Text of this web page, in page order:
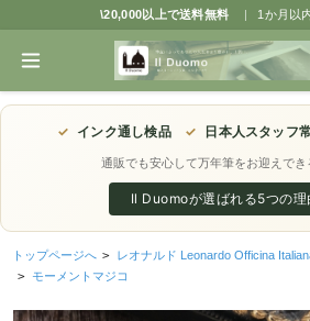
\20,000以上で送料無料 | 1か月以
✓ インク通し検品 ✓ 日本人スタッフ
通販でも安心して万年筆をお迎えでき
Il Duomoが選ばれる5つの理
トップページへ > レオナルド Leonardo Officina
> モーメントマジコ